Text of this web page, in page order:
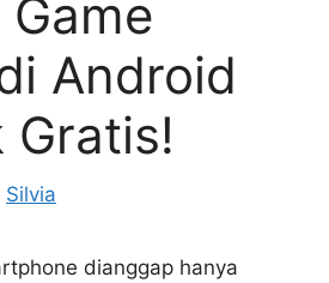
Android
Gratis!
Silvia
dianggap hanya